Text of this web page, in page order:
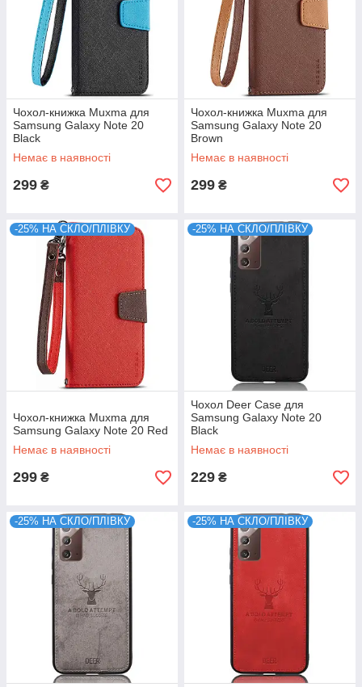
Чохол-книжка Muxma для
Samsung Galaxy Note 20
Black
Немає в наявності
299 ₴
Чохол-книжка Muxma для
Samsung Galaxy Note 20
Brown
Немає в наявності
299 ₴
-25% НА СКЛО/ПЛІВКУ
Чохол-книжка Muxma для
Samsung Galaxy Note 20 Red
Немає в наявності
299 ₴
-25% НА СКЛО/ПЛІВКУ
Чохол Deer Case для
Samsung Galaxy Note 20
Black
Немає в наявності
229 ₴
-25% НА СКЛО/ПЛІВКУ -25% НА СКЛО/ПЛІВКУ